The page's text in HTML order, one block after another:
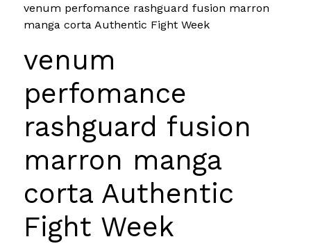
venum perfomance rashguard fusion marron
manga corta Authentic Fight Week
venum
perfomance
rashguard fusion
marron manga
corta Authentic
Fight Week